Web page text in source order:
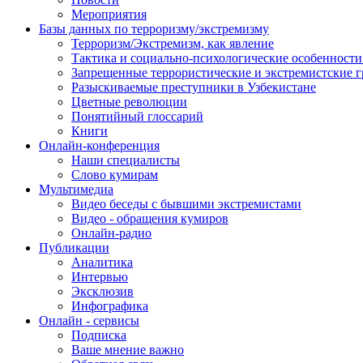
Мероприятия
Базы данных по терроризму/экстремизму
Терроризм/Экстремизм, как явление
Тактика и социально-психологические
Запрещенные террористические и экстремистские
Разыскиваемые преступники в Узбекистане
Цветные революции
Понятийный глоссарий
Книги
Онлайн-конференция
Наши специалисты
Слово кумирам
Мультимедиа
Видео беседы с бывшими экстремистами
Видео - обращения кумиров
Онлайн-радио
Публикации
Аналитика
Интервью
Эксклюзив
Инфографика
Онлайн - сервисы
Подписка
Ваше мнение важно